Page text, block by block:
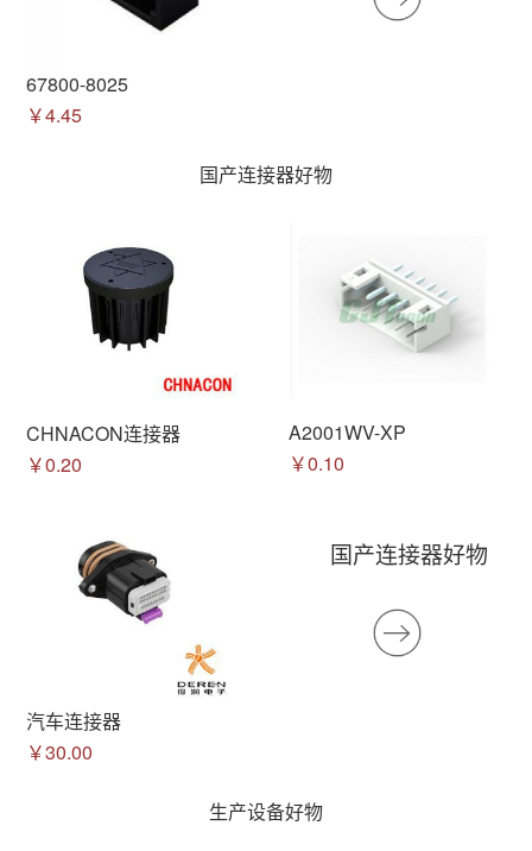
67800-8025
￥4.45
国产连接器好物
CHNACON连接器
￥0.20
A2001WV-XP
￥0.10
汽车连接器
￥30.00
国产连接器好物
生产设备好物